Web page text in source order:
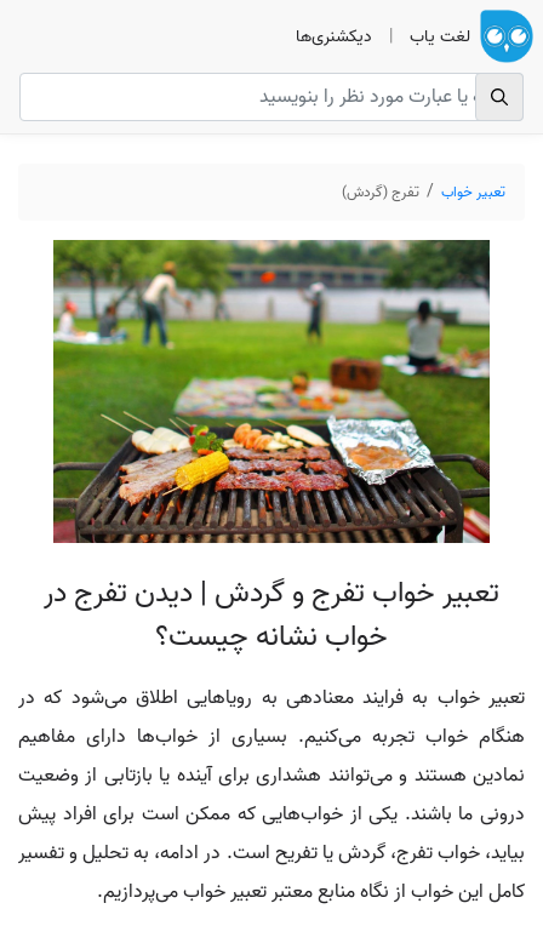
لغت یاب | دیکشنری‌ها
تعبیر خواب تفرج (گردش)
تعبیر خواب تفرج و گردش | دیدن تفرج در
خواب نشانه چیست؟
تعبیر خواب به فرایند معنادهی به رویاهایی اطلاق می‌شود که در
هنگام خواب تجربه می‌کنیم. بسیاری از خواب‌ها دارای مفاهیم
نمادین هستند و می‌توانند هشداری برای آینده یا بازتابی از وضعیت
درونی ما باشند. یکی از خواب‌هایی که ممکن است برای افراد پیش
بیاید، خواب تفرج، گردش یا تفریح است. در ادامه، به تحلیل و تفسیر
کامل این خواب از نگاه منابع معتبر تعبیر خواب می‌پردازیم.